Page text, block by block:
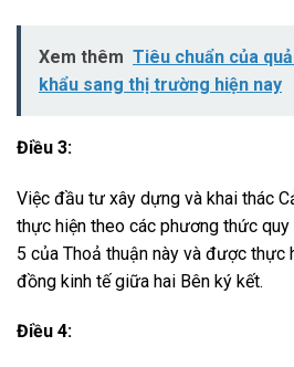
Xem thêm Tiêu chuẩn của
khẩu sang thị trường hiện nay
Điều 3:
Việc đầu tư xây dựng và khai thác
thực hiện theo các phương thức
5 của Thoả thuận này và được thực
đồng kinh tế giữa hai Bên ký kết.
Điều 4: